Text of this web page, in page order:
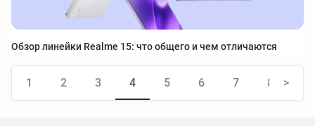
Обзор линейки Realme 15: что общего и чем отличаются
1 2 3 4 5 6 7 8 >